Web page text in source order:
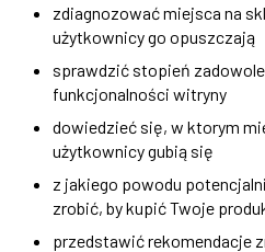
zdiagnozować miejsca na
użytkownicy go opuszczają
sprawdzić stopień
funkcjonalności witryny
dowiedzieć się, w ktorym
użytkownicy gubią się
z jakiego powodu
zrobić, by kupić Twoje
przedstawić rekomendacje